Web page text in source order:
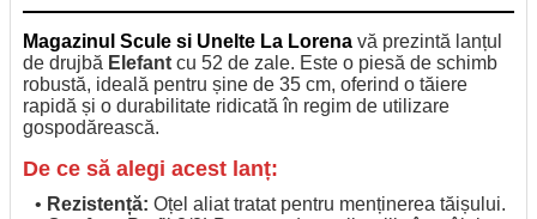
Magazinul Scule si Unelte La Lorena vă prezintă lanțul
de drujbă Elefant cu 52 de zale. Este o piesă de schimb
robustă, ideală pentru șine de 35 cm, oferind o tăiere
rapidă și o durabilitate ridicată în regim de utilizare
gospodărească.
De ce să alegi acest lanț:
• Rezistență: Oțel aliat tratat pentru menținerea tăișului.